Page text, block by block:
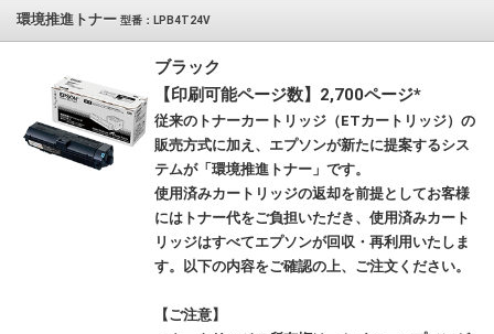
環境推進トナー 型番：LPB4T24V
ブラック
【印刷可能ページ数】2,700ページ*
従来のトナーカートリッジ（ETカートリッジ）の
販売方式に加え、エプソンが新たに提案するシス
テムが「環境推進トナー」です。
使用済みカートリッジの返却を前提としてお客様
にはトナー代をご負担いただき、使用済みカート
リッジはすべてエプソンが回収・再利用いたしま
す。以下の内容をご確認の上、ご注文ください。
【ご注意】